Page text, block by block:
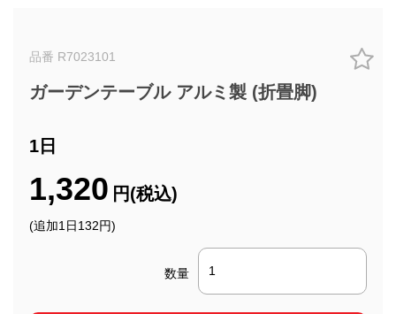
品番 R7023101
ガーデンテーブル アルミ製 (折畳脚)
1日
1,320 円(税込)
(追加1日132円)
数量